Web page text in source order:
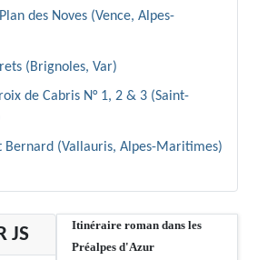
(Séranon)
des Noves (Vence, Alpes-
(Brignoles, Var)
de Cabris N° 1, 2 & 3 (Saint-
Bernard (Vallauris, Alpes-Maritimes)
JS
Itinéraire roman dans les
Préalpes d'Azur